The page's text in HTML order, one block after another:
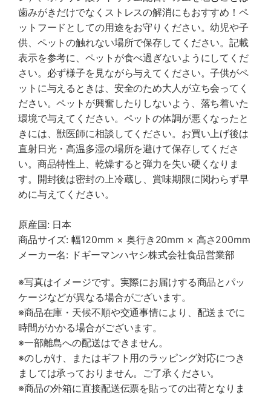
歯みがきだけでなくストレスの解消にもおすすめ！ペ
ットフードとしての用途をお守りください。幼児や子
供、ペットの触れない場所で保存してください。記載
表示を参考に、ペットが食べ過ぎないようにしてくだ
さい。必ず様子を見ながら与えてください。子供がペ
ットに与えるときは、安全のため大人が立ち会ってく
ださい。ペットが興奮したりしないよう、落ち着いた
環境で与えてください。ペットの体調が悪くなったと
きには、獣医師に相談してください。お買い上げ後は
直射日光・高温多湿の場所を避けて保存してくださ
い。商品特性上、乾燥すると弾力を失い硬くなりま
す。開封後は密封の上冷蔵し、賞味期限に関わらず早
めに与えてください。
原産国: 日本
商品サイズ: 幅120mm × 奥行き20mm × 高さ200mm
メーカー名: ドギーマンハヤシ株式会社食品営業部
※写真はイメージです。実際にお届けする商品とパッ
ケージなどが異なる場合がございます。
※商品在庫・天候不順や交通事情により、配送までに
時間がかかる場合がございます。
※一部離島への配送はできません。
※のしがけ、またはギフト用のラッピング対応につき
ましては承っておりません。ご了承ください。
※商品の外箱に直接配送伝票を貼っての出荷となりま